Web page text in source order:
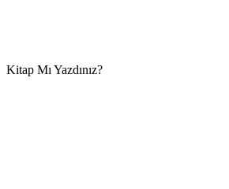
Kitap Mı Yazdınız?